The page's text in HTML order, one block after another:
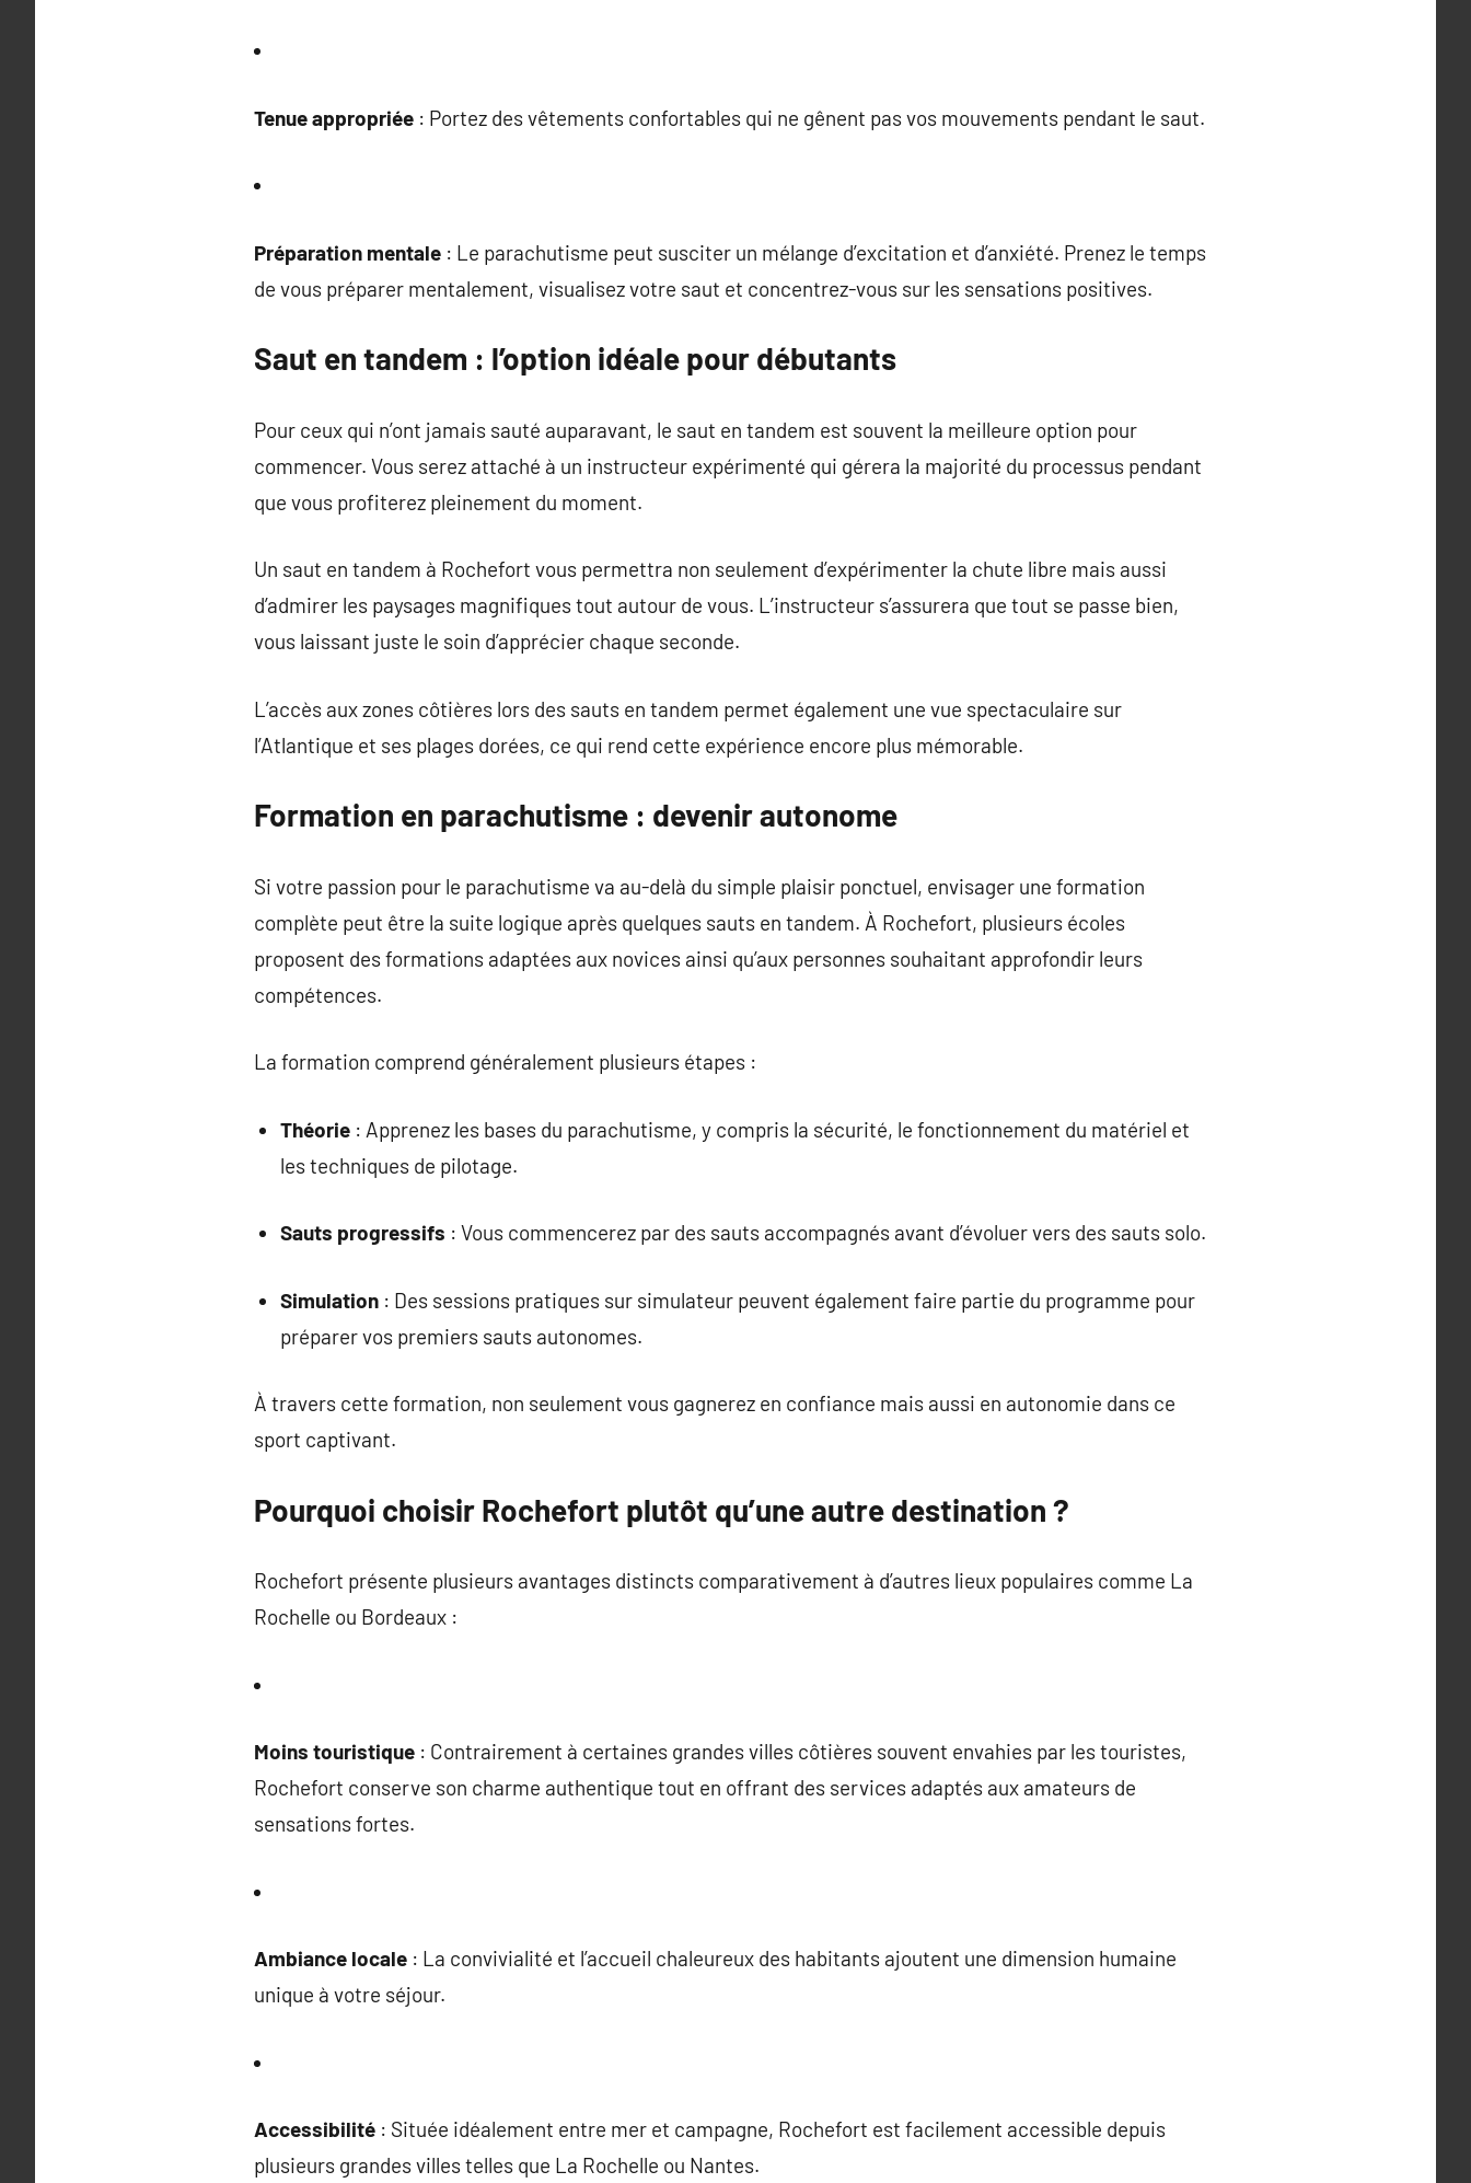
Tenue appropriée : Portez des vêtements confortables qui ne gênent pas vos mouvements pendant le saut.
Préparation mentale : Le parachutisme peut susciter un mélange d’excitation et d’anxiété. Prenez le temps
de vous préparer mentalement, visualisez votre saut et concentrez-vous sur les sensations positives.
Saut en tandem : l’option idéale pour débutants
Pour ceux qui n’ont jamais sauté auparavant, le saut en tandem est souvent la meilleure option pour
commencer. Vous serez attaché à un instructeur expérimenté qui gérera la majorité du processus pendant
que vous profiterez pleinement du moment.
Un saut en tandem à Rochefort vous permettra non seulement d’expérimenter la chute libre mais aussi
d’admirer les paysages magnifiques tout autour de vous. L’instructeur s’assurera que tout se passe bien,
vous laissant juste le soin d’apprécier chaque seconde.
L’accès aux zones côtières lors des sauts en tandem permet également une vue spectaculaire sur
l’Atlantique et ses plages dorées, ce qui rend cette expérience encore plus mémorable.
Formation en parachutisme : devenir autonome
Si votre passion pour le parachutisme va au-delà du simple plaisir ponctuel, envisager une formation
complète peut être la suite logique après quelques sauts en tandem. À Rochefort, plusieurs écoles
proposent des formations adaptées aux novices ainsi qu’aux personnes souhaitant approfondir leurs
compétences.
La formation comprend généralement plusieurs étapes :
Théorie: Apprenez les bases du parachutisme, y compris la sécurité, le fonctionnement du matériel et
les techniques de pilotage.
Sauts progressifs : Vous commencerez par des sauts accompagnés avant d’évoluer vers des sauts solo.
Simulation: Des sessions pratiques sur simulateur peuvent également faire partie du programme pour
préparer vos premiers sauts autonomes.
À travers cette formation, non seulement vous gagnerez en confiance mais aussi en autonomie dans ce
sport captivant.
Pourquoi choisir Rochefort plutôt qu’une autre destination ?
Rochefort présente plusieurs avantages distincts comparativement à d’autres lieux populaires comme La
Rochelle ou Bordeaux :
Moins touristique : Contrairement à certaines grandes villes côtières souvent envahies par les touristes,
Rochefort conserve son charme authentique tout en offrant des services adaptés aux amateurs de
sensations fortes.
Ambiance locale : La convivialité et l’accueil chaleureux des habitants ajoutent une dimension humaine
unique à votre séjour.
Accessibilité : Située idéalement entre mer et campagne, Rochefort est facilement accessible depuis
plusieurs grandes villes telles que La Rochelle ou Nantes.